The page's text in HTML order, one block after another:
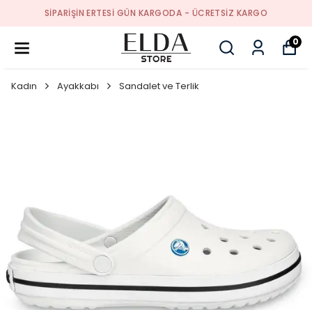
SIPARIŞIN ERTESI GÜN KARGODA - ÜCRETSIZ KARGO
0
Kadın Ayakkabı Sandalet ve Terlik